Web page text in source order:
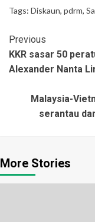
Tags: Diskaun, pdrm,
Previous
KKR sasar 50
Alexander Nanta
Malaysia-
serantau
More Stories